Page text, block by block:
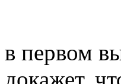
в первом
докажет,